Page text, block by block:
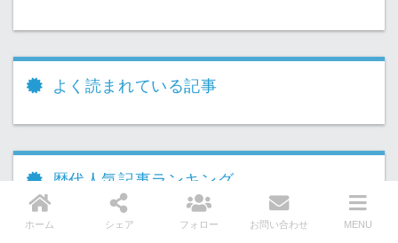
よく読まれている記事
歴代人気記事ランキング
ホーム シェア フォロー お問い合わせ MENU